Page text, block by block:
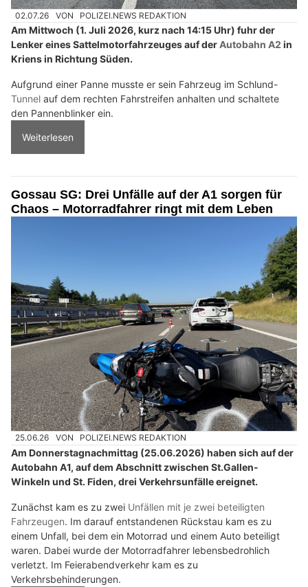
02.07.26 VON POLIZEI.NEWS REDAKTION
Am Mittwoch (1. Juli 2026, kurz nach 14:15 Uhr) fuhr der
Lenker eines Sattelmotorfahrzeuges auf derAutobahn A2 in
Kriens in Richtung Süden.
Aufgrund einer Panne musste er sein Fahrzeug im Schlund-
Tunnel auf dem rechten Fahrstreifen anhalten und schaltete
den Pannenblinker ein.
Weiterlesen
Gossau SG: Drei Unfälle auf der A1 sorgen für
Chaos – Motorradfahrer ringt mit dem Leben
25.06.26 VON POLIZEI.NEWS REDAKTION
Am Donnerstagnachmittag (25.06.2026) haben sich auf der
Autobahn A1, auf dem Abschnitt zwischen St.Gallen-
Winkeln und St. Fiden, drei Verkehrsunfälle ereignet.
Zunächst kam es zu zwei Unfällen mit je zwei beteiligten
Fahrzeugen. Im darauf entstandenen Rückstau kam es zu
einem Unfall, bei dem ein Motorrad und einem Auto beteiligt
waren. Dabei wurde der Motorradfahrer lebensbedrohlich
verletzt. Im Feierabendverkehr kam es zu
Verkehrsbehinderungen.